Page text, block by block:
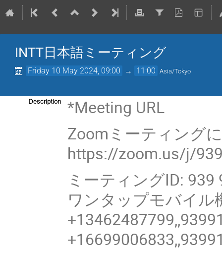
INTT日本語ミーティング
Friday 10 May 2024, 09:00 → 11:00 Asia/Tokyo
Description
*Meeting URL
Zoomミーティング
https://zoom.us/j/
ミーティングID: 939
ワンタップモバイル